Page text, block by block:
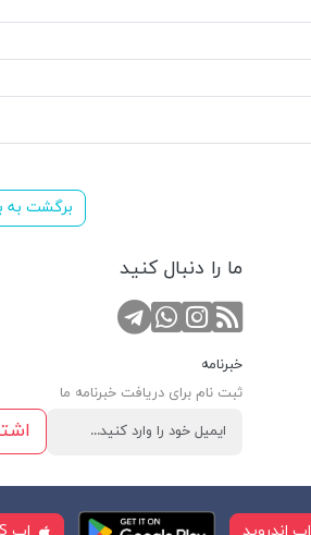
برگشت به
ما را دنبال کنید
RSSصفحهتماس با
کانال تلگرام
خبرنامه
ثبت نام برای دریافت خبرنامه ما